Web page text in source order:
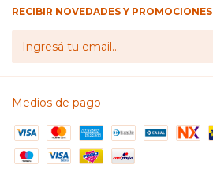
RECIBIR NOVEDADES Y PROMOCIONES
Medios de pago